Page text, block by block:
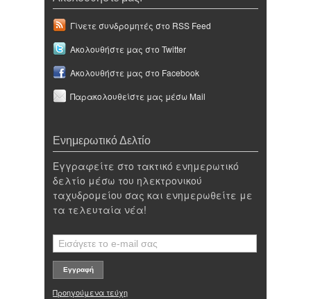
Γίνετε συνδρομητές στο RSS Feed
Ακολουθήστε μας στο Twitter
Ακολουθήστε μας στο Facebook
Παρακολουθείστε μας μέσω Mail
Ενημερωτικό Δελτίο
Εγγραφείτε στο τακτικό ενημερωτικό
δελτίο μέσω του ηλεκτρονικού
ταχυδρομείου σας και ενημερωθείτε με
τα τελευταία νέα!
Προηγούμενα τεύχη